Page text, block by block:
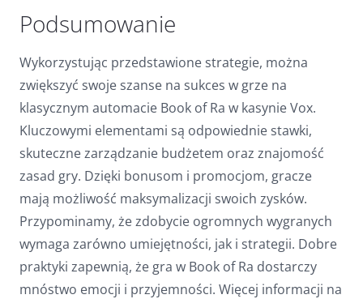
Podsumowanie
Wykorzystując przedstawione strategie, można
zwiększyć swoje szanse na sukces w grze na
klasycznym automacie Book of Ra w kasynie Vox.
Kluczowymi elementami są odpowiednie stawki,
skuteczne zarządzanie budżetem oraz znajomość
zasad gry. Dzięki bonusom i promocjom, gracze
mają możliwość maksymalizacji swoich zysków.
Przypominamy, że zdobycie ogromnych wygranych
wymaga zarówno umiejętności, jak i strategii. Dobre
praktyki zapewnią, że gra w Book of Ra dostarczy
mnóstwo emocji i przyjemności. Więcej informacji na